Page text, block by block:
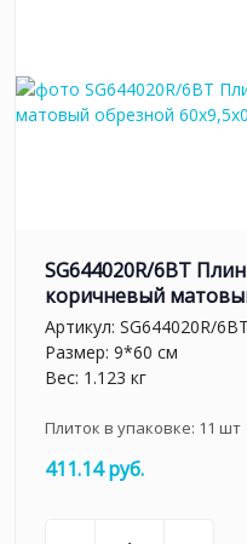
SG644020R/6BT
коричневый
Артикул: SG644020R/6BT
Размер: 9*60 см
Вес: 1.123 кг
Плиток в упаковке: 11 шт
411.14 руб.